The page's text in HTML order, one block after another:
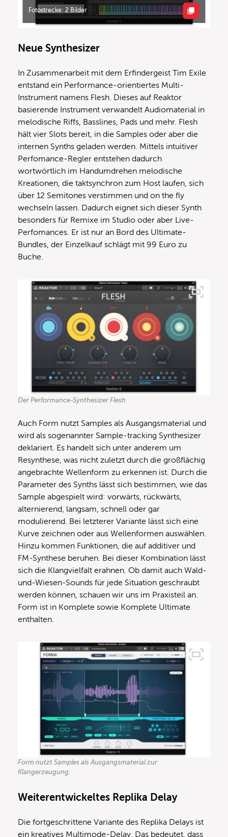
Fotostrecke: 2 Bilder
Neue Synthesizer
In Zusammenarbeit mit dem Erfindergeist Tim Exile
entstand ein Performance-orientiertes Multi-
Instrument namens Flesh. Dieses auf Reaktor
basierende Instrument verwandelt Audiomaterial in
melodische Riffs, Basslines, Pads und mehr. Flesh
hält vier Slots bereit, in die Samples oder aber die
internen Synths geladen werden. Mittels intuitiver
Perfomance-Regler entstehen dadurch
wortwörtlich im Handumdrehen melodische
Kreationen, die taktsynchron zum Host laufen, sich
über 12 Semitones verstimmen und on the fly
wechseln lassen. Dadurch eignet sich dieser Synth
besonders für Remixe im Studio oder aber Live-
Perfomances. Er ist nur an Bord des Ultimate-
Bundles, der Einzelkauf schlägt mit 99 Euro zu
Buche.
Der Performance-Synthesizer Flesh
Auch Form nutzt Samples als Ausgangsmaterial und
wird als sogenannter Sample-tracking Synthesizer
deklariert. Es handelt sich unter anderem um
Resynthese, was nicht zuletzt durch die großflächig
angebrachte Wellenform zu erkennen ist. Durch die
Parameter des Synths lässt sich bestimmen, wie das
Sample abgespielt wird: vorwärts, rückwärts,
alternierend, langsam, schnell oder gar
modulierend. Bei letzterer Variante lässt sich eine
Kurve zeichnen oder aus Wellenformen auswählen.
Hinzu kommen Funktionen, die auf additiver und
FM-Synthese beruhen. Bei dieser Kombination lässt
sich die Klangvielfalt erahnen. Ob damit auch Wald-
und-Wiesen-Sounds für jede Situation geschraubt
werden können, schauen wir uns im Praxisteil an.
Form ist in Komplete sowie Komplete Ultimate
enthalten.
Form nutzt Samples als Ausgangsmaterial zur
Klangerzeugung.
Weiterentwickeltes Replika Delay
Die fortgeschrittene Variante des Replika Delays ist
ein kreatives Multimode-Delay. Das bedeutet, dass